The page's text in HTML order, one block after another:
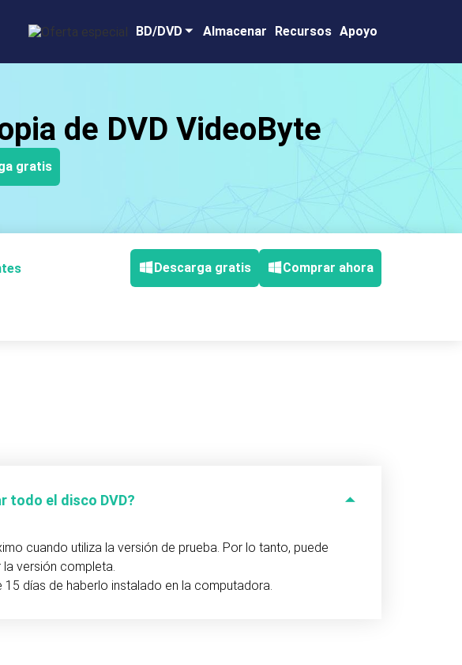
BD/DVD Almacenar Recursos Apoyo
de DVD VideoByte
gratis
Descarga gratis Comprar ahora
todo el disco DVD?
cuando utiliza la versión de prueba. Por lo tanto, puede
versión completa.
días de haberlo instalado en la computadora.